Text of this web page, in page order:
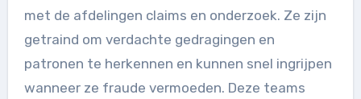
met de afdelingen claims en onderzoek. Ze zijn
getraind om verdachte gedragingen en
patronen te herkennen en kunnen snel ingrijpen
wanneer ze fraude vermoeden. Deze teams